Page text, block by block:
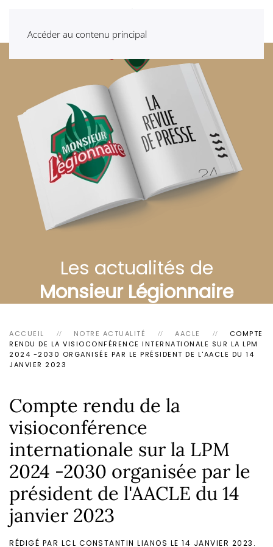
Accéder au contenu principal
Les actualités de
Monsieur Légionnaire
ACCUEIL NOTRE ACTUALITÉ AACLE
COMPTE
RENDU DE LA VISIOCONFÉRENCE INTERNATIONALE SUR LA LPM
2024 -2030 ORGANISÉE PAR LE PRÉSIDENT DE L'AACLE DU 14
JANVIER 2023
Compte rendu de la
visioconférence
internationale sur la LPM
2024 -2030 organisée par le
président de l'AACLE du 14
janvier 2023
RÉDIGÉ PAR LCL CONSTANTIN LIANOS LE 14 JANVIER 2023 .